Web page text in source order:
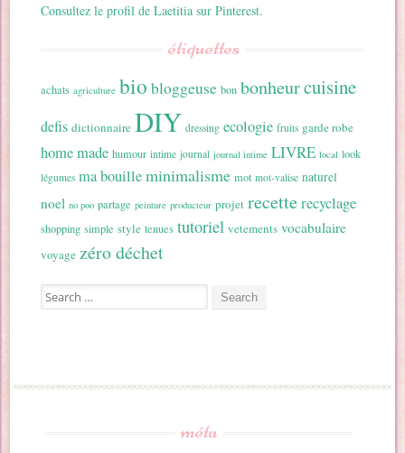
Consultez le profil de Laetitia sur Pinterest.
étiquettes
achats agriculture bio bloggeuse bon bonheurcuisine
defis dictionnaire DIY dressing ecologie fruits garde robe
home made humour intime journal journal intime LIVRE local look
légumes ma bouilleminimalisme mot mot-valise naturel
noel no poo partage peinture producteur projet recetterecyclage
shopping simple style tenues tutoriel vetements vocabulaire
voyage zéro déchet
Search for:
méta